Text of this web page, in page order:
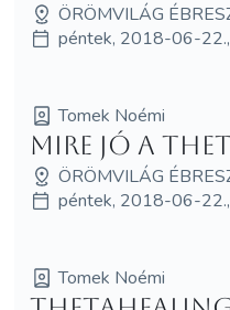
ÖRÖMVILÁG
péntek, 2018-06-
Tomek Noémi
Mire jó a
ÖRÖMVILÁG
péntek, 2018-06-
Tomek Noémi